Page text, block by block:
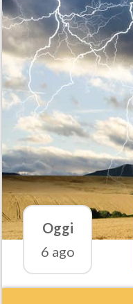
Oggi
6 ago